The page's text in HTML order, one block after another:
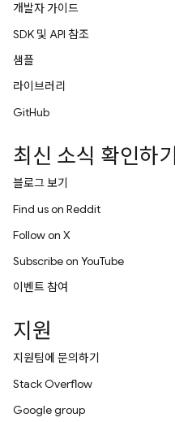
개발자 가이드
SDK 및 API 참조
샘플
라이브러리
GitHub
최신 소식 확인하기
블로그 보기
Find us on Reddit
Follow on X
Subscribe on YouTube
이벤트 참여
지원
지원팀에 문의하기
Stack Overflow
Google group